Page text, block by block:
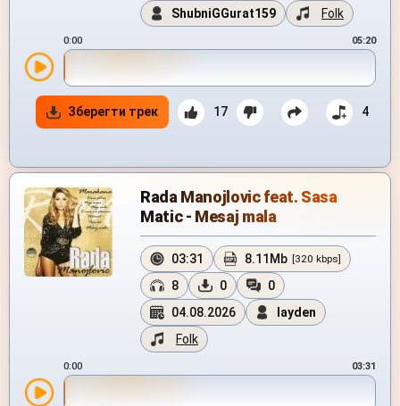
ShubniGGurat159
Folk
0:00 05:20
Зберегти трек 17 4
Rada Manojlovic feat. Sasa
Matic - Mesaj mala
03:31 8.11Mb [320 kbps]
8 0
0
04.08.2026
layden
Folk
0:00 03:31